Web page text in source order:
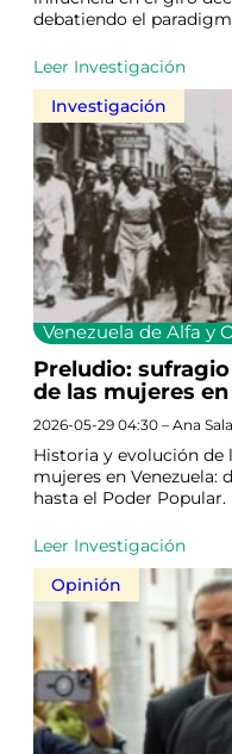
debatiendo el
Leer Investigación
Investigación
Venezuela de Alfa y
Preludio:
de las mujeres en
2026-05-29 04:30 – Ana
Historia y evolución
mujeres en Venezuela:
hasta el Poder Popular.
Leer Investigación
Opinión